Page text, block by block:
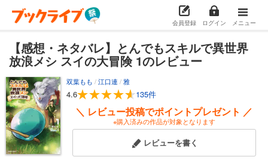
会員登録 ログイン メニュー
【感想・ネタバレ】とんでもスキルで異世界
放浪メシ スイの大冒険 1のレビュー
双葉もも /江口連 / 雅
4.6 135件
＼ レビュー投稿でポイントプレゼント ／
※購入済みの作品が対象となります
レビューを書く